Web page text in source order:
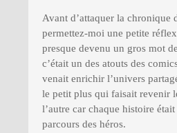
Avant d’attaquer la chronique
permettez-moi une petite
presque devenu un gros mot
c’était un des atouts des
venait enrichir l’univers
le petit plus qui faisait revenir
l’autre car chaque histoire
parcours des héros.